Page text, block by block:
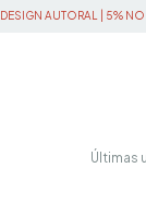
| 5% NO PIX | FRETE
Últimas